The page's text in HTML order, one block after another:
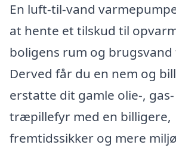
En luft-til-vand
at hente et tilskud til
boligens rum og
Derved får du en nem og
erstatte dit gamle olie-,
træpillefyr med en billigere,
fremtidssikker og mere